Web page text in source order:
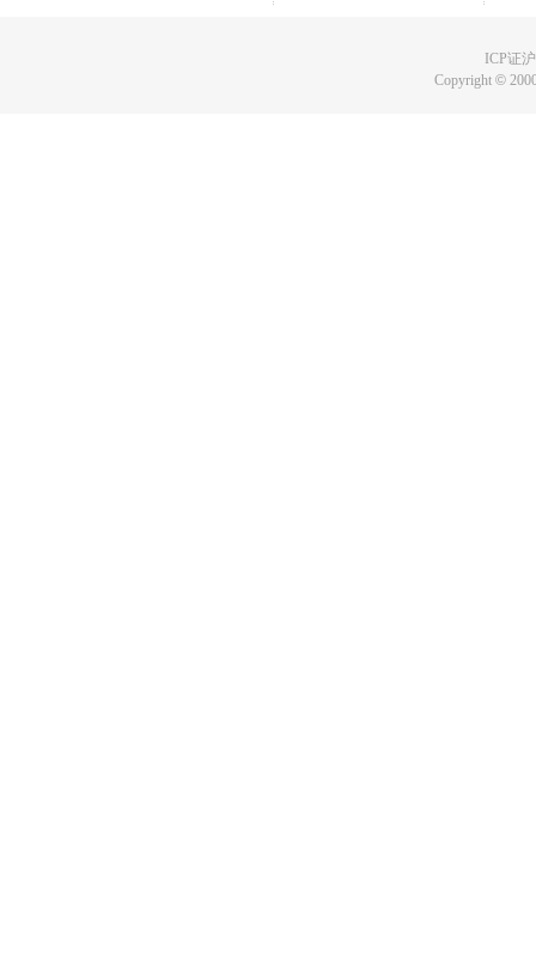
ICP证
Copyright©